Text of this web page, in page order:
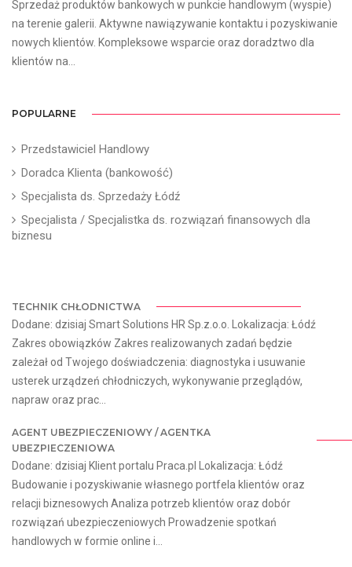
Sprzedaż produktów bankowych w punkcie handlowym (wyspie)
na terenie galerii. Aktywne nawiązywanie kontaktu i pozyskiwanie
nowych klientów. Kompleksowe wsparcie oraz doradztwo dla
klientów na...
POPULARNE
Przedstawiciel Handlowy
Doradca Klienta (bankowość)
Specjalista ds. Sprzedaży Łódź
Specjalista / Specjalistka ds. rozwiązań finansowych dla
biznesu
TECHNIK CHŁODNICTWA
Dodane: dzisiaj Smart Solutions HR Sp.z.o.o. Lokalizacja: Łódź
Zakres obowiązków Zakres realizowanych zadań będzie
zależał od Twojego doświadczenia: diagnostyka i usuwanie
usterek urządzeń chłodniczych, wykonywanie przeglądów,
napraw oraz prac...
AGENT UBEZPIECZENIOWY / AGENTKA
UBEZPIECZENIOWA
Dodane: dzisiaj Klient portalu Praca.pl Lokalizacja: Łódź
Budowanie i pozyskiwanie własnego portfela klientów oraz
relacji biznesowych Analiza potrzeb klientów oraz dobór
rozwiązań ubezpieczeniowych Prowadzenie spotkań
handlowych w formie online i...